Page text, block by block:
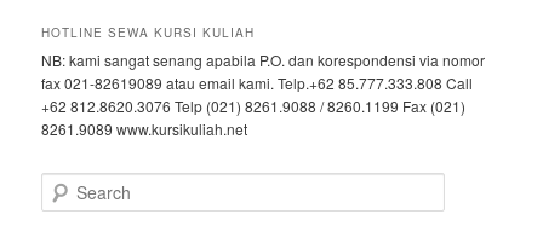
HOTLINE SEWA KURSI KULIAH
NB: kami sangat senang apabila P.O. dan korespondensi via nomor
fax 021-82619089 atau email kami. Telp.+62 85.777.333.808 Call
+62 812.8620.3076 Telp (021) 8261.9088 / 8260.1199 Fax (021)
8261.9089 www.kursikuliah.net
Search